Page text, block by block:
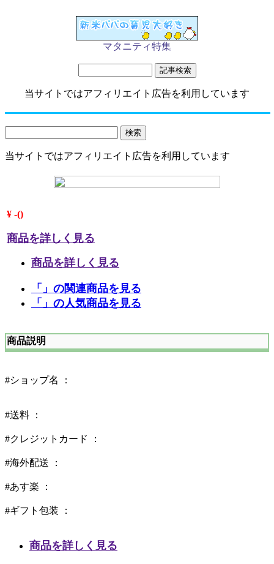
マタニティ特集
当サイトではアフィリエイト広告を利用しています
当サイトではアフィリエイト広告を利用しています
¥ -()
商品を詳しく見る
商品を詳しく見る
「」の関連商品を見る
「」の人気商品を見る
商品説明
#ショップ名 ：
#送料 ：
#クレジットカード ：
#海外配送 ：
#あす楽 ：
#ギフト包装 ：
商品を詳しく見る